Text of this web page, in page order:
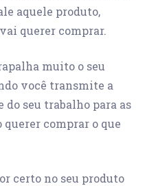
aquele produto,
querer comprar.
muito o seu
você transmite a
seu trabalho para as
querer comprar o que
certo no seu produto